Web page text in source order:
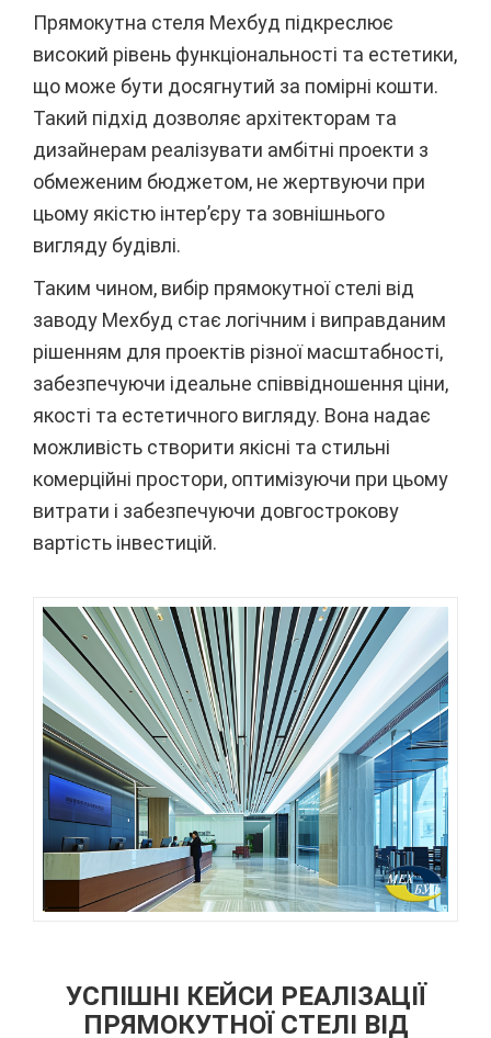
Прямокутна стеля Мехбуд підкреслює
високий рівень функціональності та естетики,
що може бути досягнутий за помірні кошти.
Такий підхід дозволяє архітекторам та
дизайнерам реалізувати амбітні проекти з
обмеженим бюджетом, не жертвуючи при
цьому якістю інтер’єру та зовнішнього
вигляду будівлі.
Таким чином, вибір прямокутної стелі від
заводу Мехбуд стає логічним і виправданим
рішенням для проектів різної масштабності,
забезпечуючи ідеальне співвідношення ціни,
якості та естетичного вигляду. Вона надає
можливість створити якісні та стильні
комерційні простори, оптимізуючи при цьому
витрати і забезпечуючи довгострокову
вартість інвестицій.
УСПІШНІ КЕЙСИ РЕАЛІЗАЦІЇ
ПРЯМОКУТНОЇ СТЕЛІ ВІД